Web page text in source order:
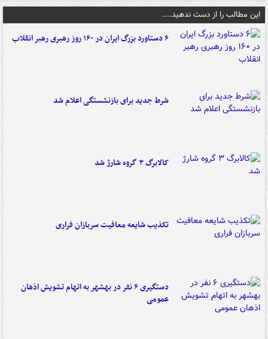
این مطالب را از دست ندهید....
۶ دستاورد بزرگ ایران در ۱۶۰ روز رهبری رهبر انقلاب
شرط جدید برای بازنشستگی اعلام شد
کالابرگ ۳ گروه شارژ شد
تکذیب شایعه معافیت سربازان فراری
دستگیری ۶ نفر در بهشهر به اتهام تشویش اذهان
عمومی